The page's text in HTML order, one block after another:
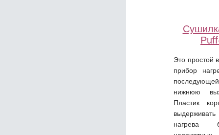
Это простой
прибор
нижнюю
Пластик
нагрева